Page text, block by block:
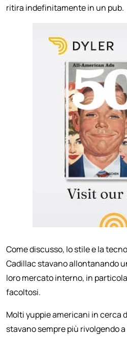
ritira indefinitamente in un pub.
Come discusso, lo stile e la
Cadillac stavano allontanando
loro mercato interno, in
facoltosi.
Molti yuppie americani in cerca
stavano sempre più rivolgendo